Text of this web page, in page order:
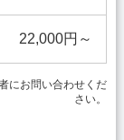
22,000円～
にお問い合わせくだ
さい。